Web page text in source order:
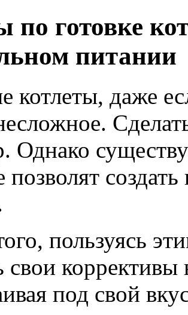
по готовке
питании
котлеты, даже
Однако
позволят
пользуясь
свои
под свой